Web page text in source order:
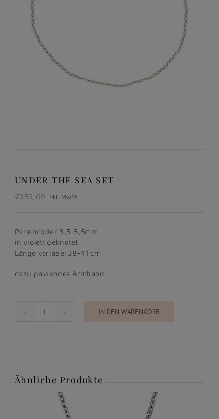
UNDER THE SEA SET
€359,00 inkl. MwSt.
Perlencollier 3,5-5,5mm
in violett geknotet
Länge variabel 38-41 cm
dazu passendes Armband
UNDER
IN DEN WARENKORB
Ähnliche Produkte